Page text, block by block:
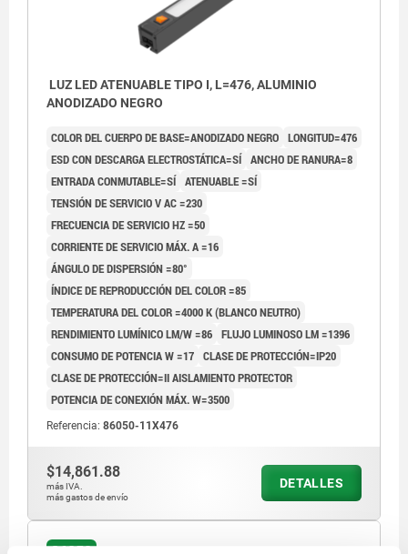
LUZ LED ATENUABLE TIPO I, L=476, ALUMINIO
ANODIZADO NEGRO
COLOR DEL CUERPO DE BASE=ANODIZADO NEGRO LONGITUD=476
ESD CON DESCARGA ELECTROSTÁTICA=SÍ ANCHO DE RANURA=8
ENTRADA CONMUTABLE=SÍ ATENUABLE =SÍ
TENSIÓN DE SERVICIO V AC =230
FRECUENCIA DE SERVICIO HZ =50
CORRIENTE DE SERVICIO MÁX. A =16
ÁNGULO DE DISPERSIÓN =80°
ÍNDICE DE REPRODUCCIÓN DEL COLOR =85
TEMPERATURA DEL COLOR =4000 K (BLANCO NEUTRO)
RENDIMIENTO LUMÍNICO LM/W =86 FLUJO LUMINOSO LM =1396
CONSUMO DE POTENCIA W =17 CLASE DE PROTECCIÓN=IP20
CLASE DE PROTECCIÓN=II AISLAMIENTO PROTECTOR
POTENCIA DE CONEXIÓN MÁX. W=3500
Referencia: 86050-11X476
$14,861.88
más IVA.
más gastos de envío
DETALLES